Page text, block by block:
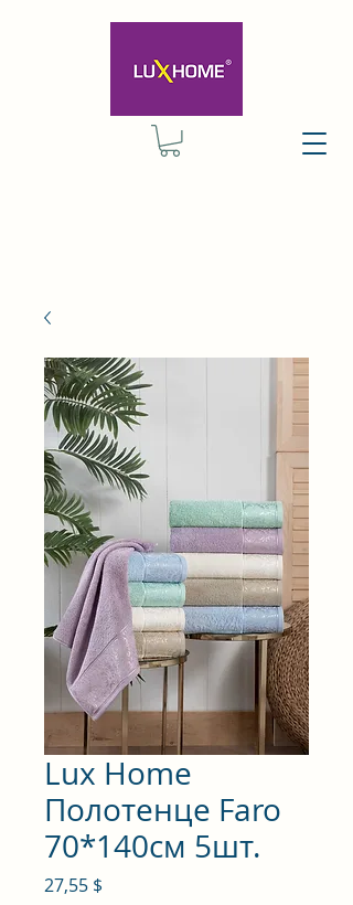
Lux Home
Полотенце Faro
70*140см 5шт.
27,55 $